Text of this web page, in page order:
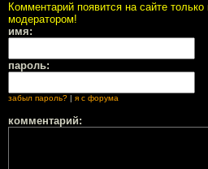
Комментарий появится на сайте только
модератором!
имя:
пароль:
забыл пароль? | я с форума
комментарий: